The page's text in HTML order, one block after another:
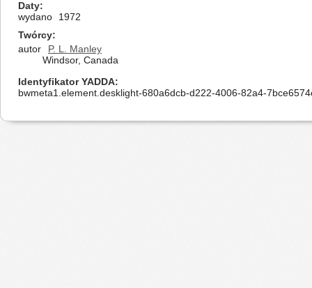
Daty
wydano
1972
Twórcy
autor
P. L. Manley
Windsor, Canada
Identyfikator YADDA
bwmeta1.element.desklight-680a6dcb-d222-4006-82a4-